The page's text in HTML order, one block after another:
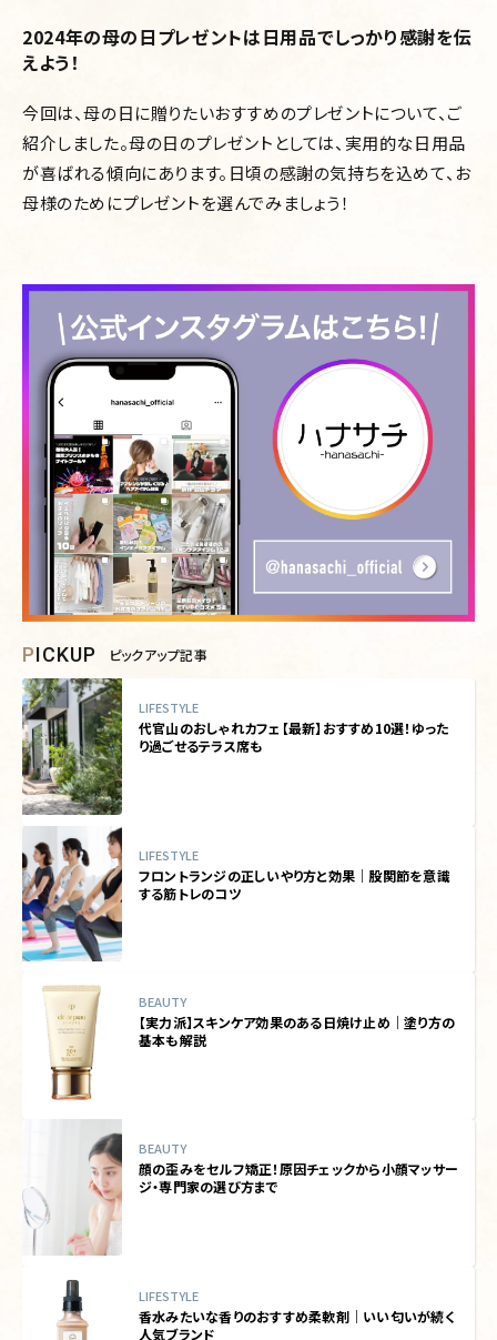
2024年の母の日プレゼントは日用品でしっかり感謝を伝
えよう！
今回は、母の日に贈りたいおすすめのプレゼントについて、ご
紹介しました。母の日のプレゼントとしては、実用的な日用品
が喜ばれる傾向にあります。日頃の感謝の気持ちを込めて、お
母様のためにプレゼントを選んでみましょう！
PICKUP ピックアップ記事
LIFESTYLE
代官山のおしゃれカフェ【最新】おすすめ10選！ゆった
り過ごせるテラス席も
LIFESTYLE
フロントランジの正しいやり方と効果｜股関節を意識
する筋トレのコツ
BEAUTY
【実力派】スキンケア効果のある日焼け止め｜塗り方の
基本も解説
BEAUTY
顔の歪みをセルフ矯正！原因チェックから小顔マッサー
ジ・専門家の選び方まで
LIFESTYLE
香水みたいな香りのおすすめ柔軟剤｜いい匂いが続く
人気ブランド